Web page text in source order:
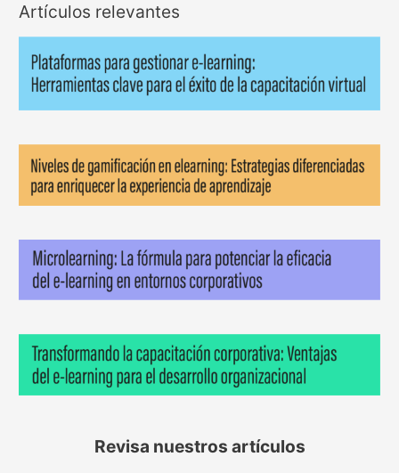
Artículos relevantes
Revisa nuestros artículos